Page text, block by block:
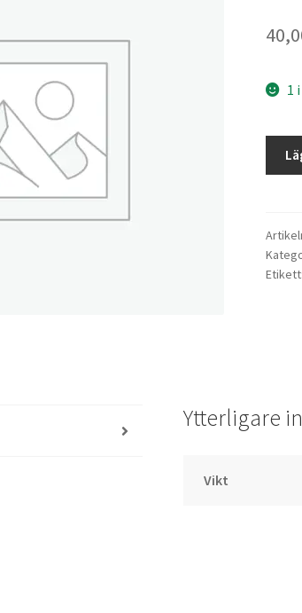
1
Etikett:
Ytterligare
Vikt